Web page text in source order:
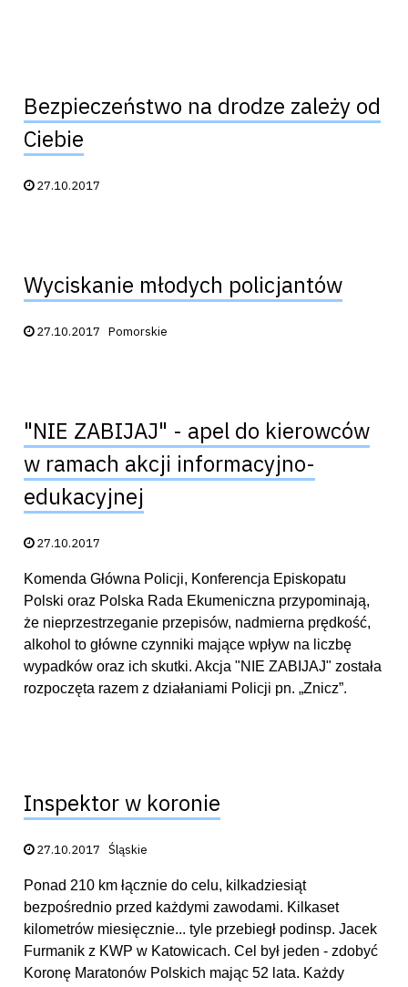
Bezpieczeństwo na drodze zależy od
Ciebie
Data publikacji:
27.10.2017
Wyciskanie młodych policjantów
Data publikacji:
27.10.2017 Pomorskie
"NIE ZABIJAJ" - apel do kierowców
w ramach akcji informacyjno-
edukacyjnej
Data publikacji:
27.10.2017
Komenda Główna Policji, Konferencja Episkopatu
Polski oraz Polska Rada Ekumeniczna przypominają,
że nieprzestrzeganie przepisów, nadmierna prędkość,
alkohol to główne czynniki mające wpływ na liczbę
wypadków oraz ich skutki. Akcja "NIE ZABIJAJ" została
rozpoczęta razem z działaniami Policji pn. „Znicz”.
Inspektor w koronie
Data publikacji:
27.10.2017 Śląskie
Ponad 210 km łącznie do celu, kilkadziesiąt
bezpośrednio przed każdymi zawodami. Kilkaset
kilometrów miesięcznie... tyle przebiegł podinsp. Jacek
Furmanik z KWP w Katowicach. Cel był jeden - zdobyć
Koronę Maratonów Polskich mając 52 lata. Każdy